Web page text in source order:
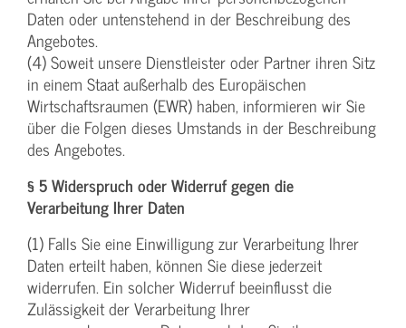
Daten oder untenstehend in der Beschreibung des
Angebotes.
(4) Soweit unsere Dienstleister oder Partner ihren Sitz
in einem Staat außerhalb des Europäischen
Wirtschaftsraumen (EWR) haben, informieren wir Sie
über die Folgen dieses Umstands in der Beschreibung
des Angebotes.
§ 5 Widerspruch oder Widerruf gegen die
Verarbeitung Ihrer Daten
(1) Falls Sie eine Einwilligung zur Verarbeitung Ihrer
Daten erteilt haben, können Sie diese jederzeit
widerrufen. Ein solcher Widerruf beeinflusst die
Zulässigkeit der Verarbeitung Ihrer